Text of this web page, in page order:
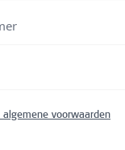
algemene voorwaarden